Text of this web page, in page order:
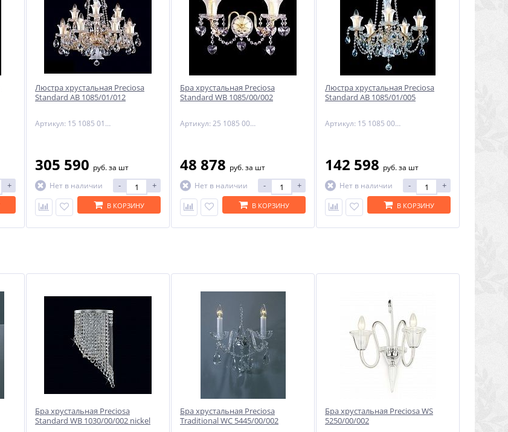
+
Люстра хрустальная Preciosa
Standard AB 1085/01/012
Артикул: 15 1085 012 07 80 01 35
305 590 руб.за шт
Нет в наличии
- +
В КОРЗИНУ
Бра хрустальная Preciosa
Standard WB 1085/00/002
Артикул: 25 1085 002 07 80 00 35
48 878 руб.за шт
Нет в наличии
- +
В КОРЗИНУ
Люстра хрустальная Preciosa
Standard AB 1085/01/005
Артикул: 15 1085 005 07 80 01 35
142 598 руб.за шт
Нет в наличии
- +
В КОРЗИНУ
Бра хрустальная Preciosa
Standard WB 1030/00/002 nickel
Бра хрустальная Preciosa
Traditional WC 5445/00/002
Бра хрустальная Preciosa WS
5250/00/002